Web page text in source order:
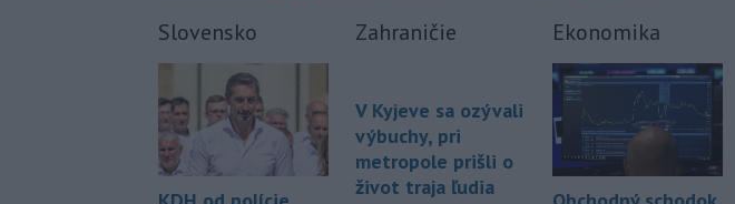
Slovensko Zahraničie
V Kyjeve sa ozývali
výbuchy, pri
metropole prišli o
život traja ľudia
Ekonomika